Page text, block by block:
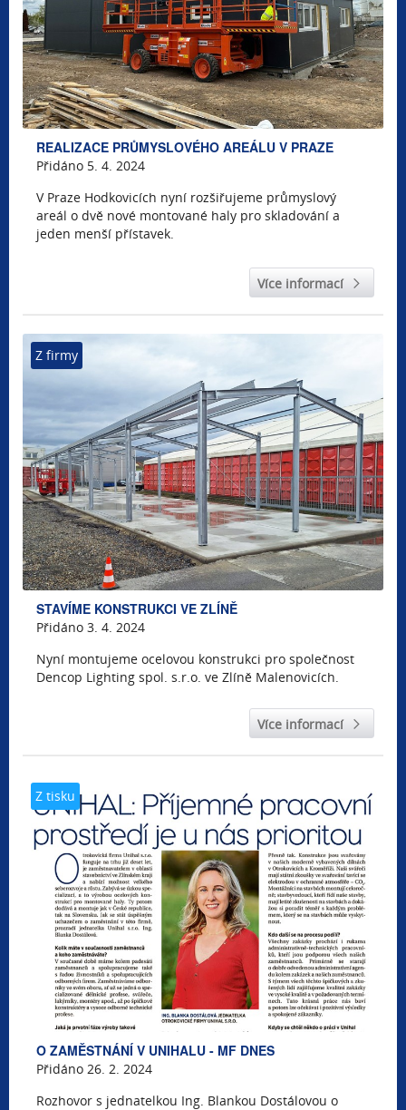
REALIZACE PRŮMYSLOVÉHO AREÁLU V PRAZE
Přidáno 5. 4. 2024
V Praze Hodkovicích nyní rozšiřujeme průmyslový
areál o dvě nové montované haly pro skladování a
jeden menší přístavek.
Více informací
Z firmy
STAVÍME KONSTRUKCI VE ZLÍNĚ
Přidáno 3. 4. 2024
Nyní montujeme ocelovou konstrukci pro společnost
Dencop Lighting spol. s.r.o. ve Zlíně Malenovicích.
Více informací
Z tisku
O ZAMĚSTNÁNÍ V UNIHALU - MF DNES
Přidáno 26. 2. 2024
Rozhovor s jednatelkou Ing. Blankou Dostálovou o